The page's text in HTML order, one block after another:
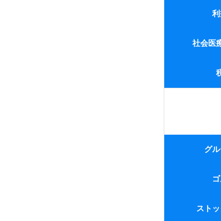
利
利益相反取引
社会医
社会医療法人
グ
ゴルフ会員権
スト